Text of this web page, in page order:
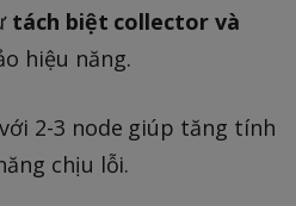
tách biệt collector và
hiệu năng.
với 2-3 node giúp tăng tính
chịu lỗi.